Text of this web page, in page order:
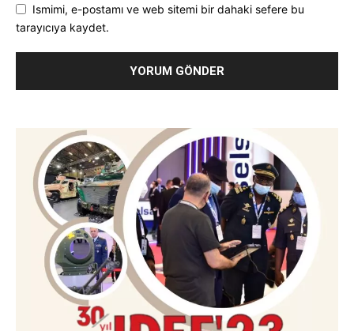
Ismimi, e-postamı ve web sitemi bir dahaki sefere bu
tarayıcıya kaydet.